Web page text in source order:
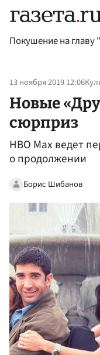
Покушение на главу
13 ноября 2019 12:06
Новые
сюрприз
HBO Max ведет
о продолжении
Борис Шибанов